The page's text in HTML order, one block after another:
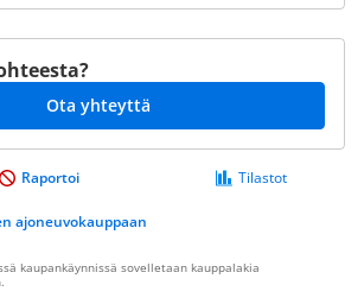
Ota yhteyttä
ajoneuvokauppaan
Tilastot
Raportoi
kaupankäynnissä sovelletaan kauppalakia